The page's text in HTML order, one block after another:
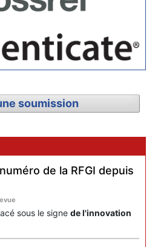
soumission
de la RFGI depuis
sous le signe de l'innovation